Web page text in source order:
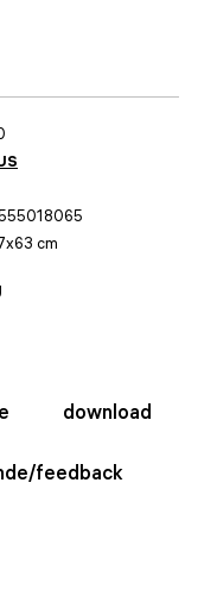
cm
download
feedback